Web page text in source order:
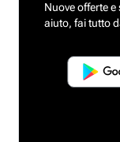
Nuove offerte e
aiuto, fai tutto